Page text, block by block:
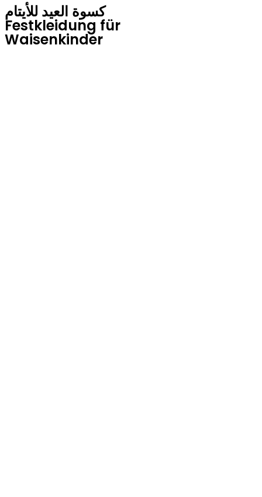
كسوة العيد للأيتام
Festkleidung für
Waisenkinder